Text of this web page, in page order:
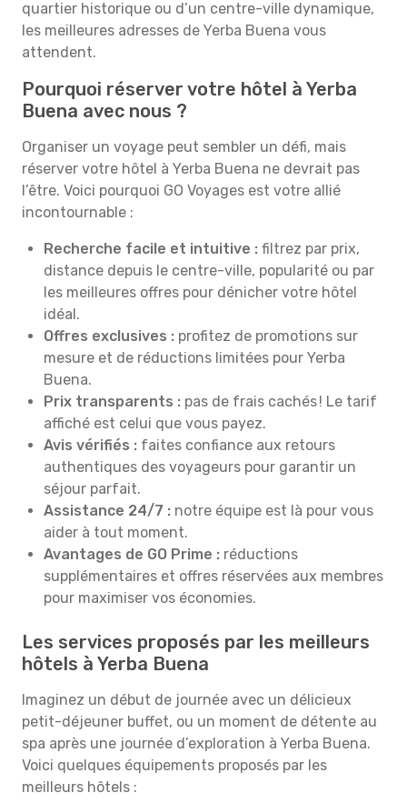
quartier historique ou d’un centre-ville dynamique,
les meilleures adresses de Yerba Buena vous
attendent.
Pourquoi réserver votre hôtel à Yerba
Buena avec nous ?
Organiser un voyage peut sembler un défi, mais
réserver votre hôtel à Yerba Buena ne devrait pas
l’être. Voici pourquoi GO Voyages est votre allié
incontournable :
Recherche facile et intuitive : filtrez par prix,
distance depuis le centre-ville, popularité ou par
les meilleures offres pour dénicher votre hôtel
idéal.
Offres exclusives : profitez de promotions sur
mesure et de réductions limitées pour Yerba
Buena.
Prix transparents : pas de frais cachés ! Le tarif
affiché est celui que vous payez.
Avis vérifiés : faites confiance aux retours
authentiques des voyageurs pour garantir un
séjour parfait.
Assistance 24/7 : notre équipe est là pour vous
aider à tout moment.
Avantages de GO Prime : réductions
supplémentaires et offres réservées aux membres
pour maximiser vos économies.
Les services proposés par les meilleurs
hôtels à Yerba Buena
Imaginez un début de journée avec un délicieux
petit-déjeuner buffet, ou un moment de détente au
spa après une journée d’exploration à Yerba Buena.
Voici quelques équipements proposés par les
meilleurs hôtels :